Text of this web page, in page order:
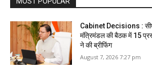
Cabinet Decisions :
मंत्रिमंडल की बैठक में 15
ने की ब्रीफिंग
August 7, 2026 7:27 pm